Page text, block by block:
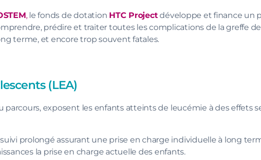
,le fonds de dotation HTC Projectdéveloppe et finance un
prédire et traiter toutes les complications de la greffe
terme, et encore trop souvent fatales.
(LEA)
parcours, exposent les enfants atteints de leucémie à des effets
prolongé assurant une prise en charge individuelle à long
la prise en charge actuelle des enfants.